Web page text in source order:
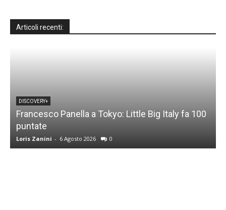
Articoli recenti:
DISCOVERY+
Francesco Panella a Tokyo: Little Big Italy fa 100
puntate
Loris Zanini - 6 Agosto 2026 0